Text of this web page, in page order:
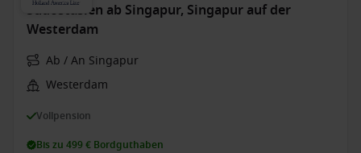
Südostasien ab Singapur, Singapur auf der
Westerdam
Ab / An Singapur
Westerdam
Vollpension
Bis zu 499 € Bordguthaben